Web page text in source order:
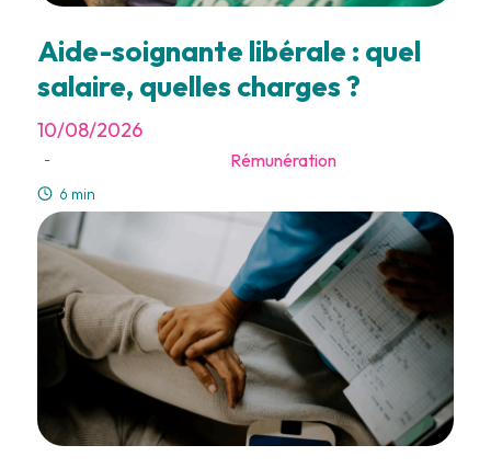
Aide-soignante libérale : quel
salaire, quelles charges ?
10/08/2026
- Rémunération
6 min